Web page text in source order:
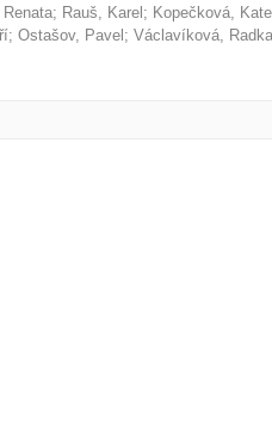
; Rauš, Karel ; Kopečková,
; Ostašov, Pavel ; Václavíková, Radka